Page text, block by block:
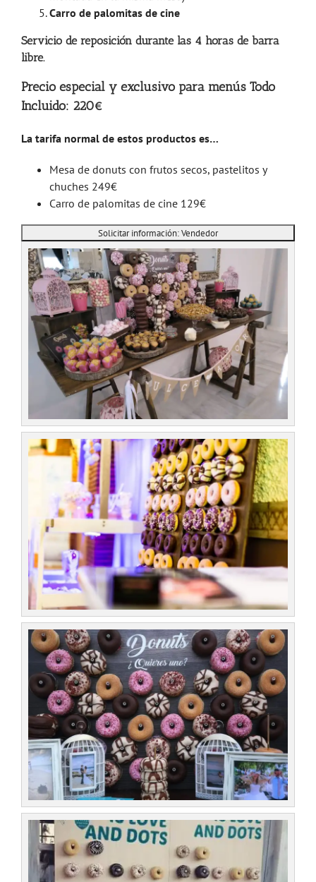
Carro de palomitas de cine
Servicio de reposición durante las 4 horas de barra
libre.
Precio especial y exclusivo para menús Todo
Incluido: 220€
La tarifa normal de estos productos es…
Mesa de donuts con frutos secos, pastelitos y
chuches 249€
Carro de palomitas de cine 129€